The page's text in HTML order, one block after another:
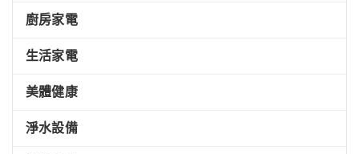
廚房家電
生活家電
美體健康
淨水設備